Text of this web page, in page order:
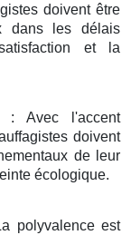
doivent être
dans les délais
et la
: Avec l'accent
doivent
de leur
écologique.
polyvalence est